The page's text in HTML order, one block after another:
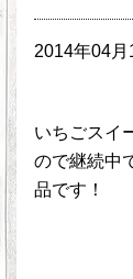
2014年04月
いちごスイ
ので継続中
品です！